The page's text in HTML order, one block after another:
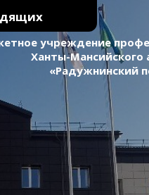
учреждение
Ханты-Мансийского
«Радужнинский